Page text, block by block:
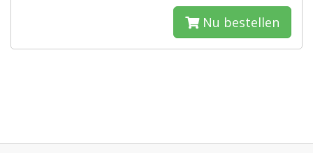
Nu bestellen